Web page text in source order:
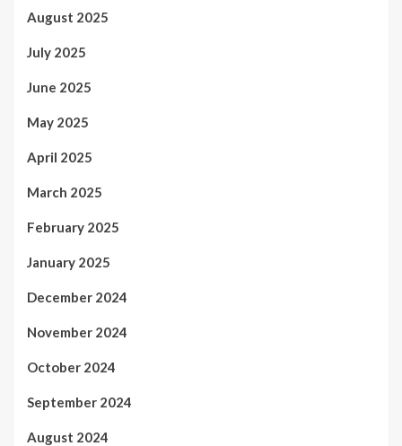
August 2025
July 2025
June 2025
May 2025
April 2025
March 2025
February 2025
January 2025
December 2024
November 2024
October 2024
September 2024
August 2024